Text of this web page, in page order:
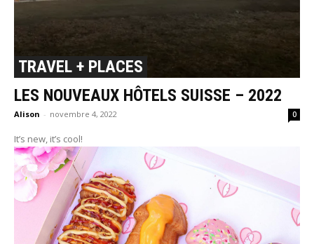
TRAVEL + PLACES
LES NOUVEAUX HÔTELS SUISSE – 2022
Alison - novembre 4, 2022 0
It’s new, it’s cool!